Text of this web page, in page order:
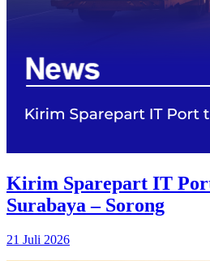
Kirim Sparepart IT
Surabaya – Sorong
21 Juli 2026